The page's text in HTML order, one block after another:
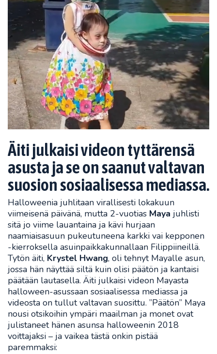
Äiti julkaisi videon tyttärensä
asusta ja se on saanut valtavan
suosion sosiaalisessa mediassa.
Halloweenia juhlitaan virallisesti lokakuun
viimeisenä päivänä, mutta 2-vuotias Maya juhlisti
sitä jo viime lauantaina ja kävi hurjaan
naamiaisasuun pukeutuneena karkki vai kepponen
-kierroksella asuinpaikkakunnallaan Filippiineillä.
Tytön äiti, Krystel Hwang, oli tehnyt Mayalle asun,
jossa hän näyttää siltä kuin olisi päätön ja kantaisi
päätään lautasella. Äiti julkaisi videon Mayasta
halloween-asussaan sosiaalisessa mediassa ja
videosta on tullut valtavan suosittu. ”Päätön” Maya
nousi otsikoihin ympäri maailman ja monet ovat
julistaneet hänen asunsa halloweenin 2018
voittajaksi – ja vaikea tästä onkin pistää
paremmaksi: